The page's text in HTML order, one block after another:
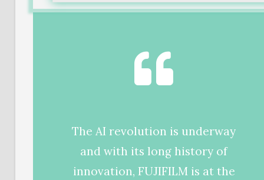
The AI revolution is underway
and with its long history of
innovation, FUJIFILM is at the